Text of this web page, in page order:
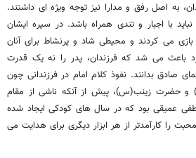
به اصل رفق و مدارا نیز توجه ویژه ای داشتند.
با اجبار و تندی همراه باشد. در سیره ایشان
می کردند و محیطی شاد و پرنشاط برای آنان
باعث می شد که فرزندان، پدر را نه یک قدرت
صادق بدانند. نفوذ کلام امام در فرزندانی چون
و حضرت زینب(س)، پیش از آنکه ناشی از مقام
عمیقی بود که در سال های کودکی ایجاد شده
را کارآمدتر از هر ابزار دیگری برای هدایت می